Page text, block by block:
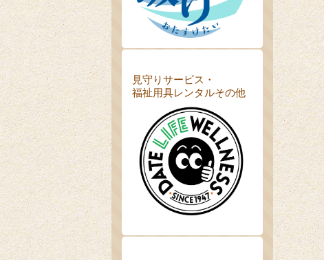
見守りサービス・
福祉用具レンタルその他